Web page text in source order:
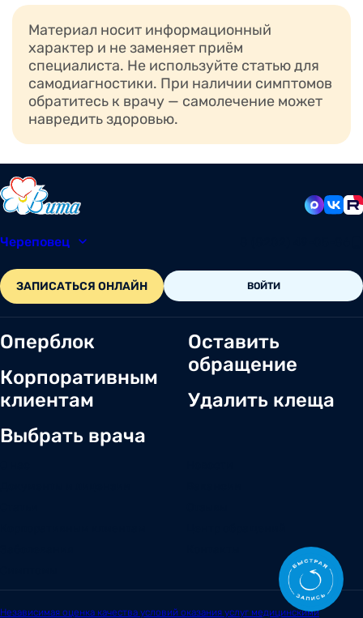
Материал носит информационный
характер и не заменяет приём
специалиста. Не используйте статью для
самодиагностики. При наличии симптомов
обратитесь к врачу — самолечение может
навредить здоровью.
Череповец
ЗАПИСАТЬСЯ ОНЛАЙН ВОЙТИ
Оперблок
Корпоративным
клиентам
Выбрать врача
Оставить
обращение
Удалить клеща
Независимая оценка качества условий оказания услуг медицинскими